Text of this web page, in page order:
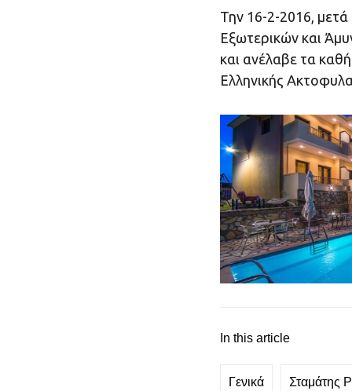
Την 16-2-2016,
Εξωτερικών και
και ανέλαβε τα
Ελληνικής
In this article
Γενικά Σταμάτης